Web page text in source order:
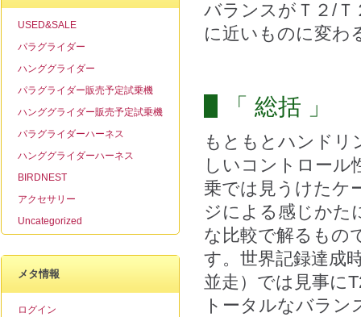
USED&SALE
パラグライダー
ハンググライダー
パラグライダー販売予定試乗機
ハンググライダー販売予定試乗機
パラグライダーハーネス
ハンググライダーハーネス
BIRDNEST
アクセサリー
Uncategorized
メタ情報
ログイン
バランスがＴ２/
に近いものに変わ
「 総括 」
もともとハンドリ
しいコントロール
乗では見うけたケ
ジによる感じかた
な比較で解るもの
す。世界記録達成
並走）では見事に
トータルなバラ